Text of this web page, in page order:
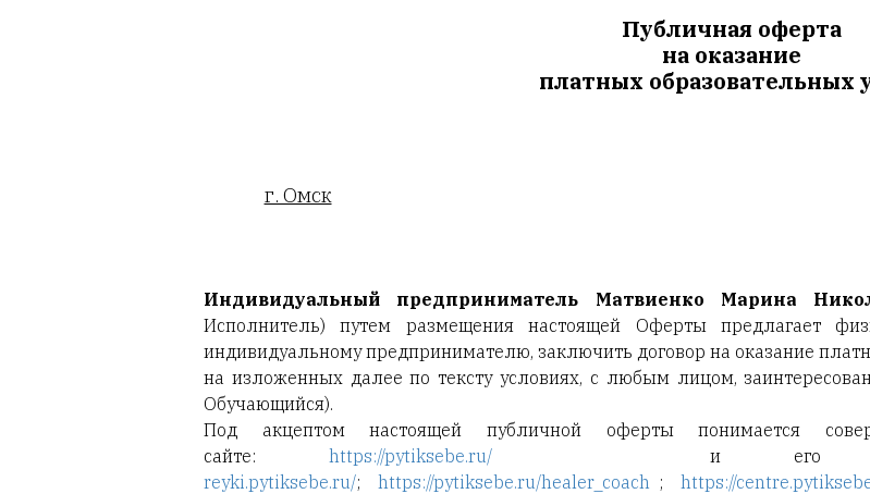
Публичная оферта
на оказание
платных образовательных
г. ОмскУтверждена
Индивидуальный предприниматель Матвиенко Марина
Исполнитель) путем размещения настоящей Оферты предлагает
индивидуальному предпринимателю, заключить договор на оказание
на изложенных далее по тексту условиях, с любым лицом,
Обучающийся).
Под акцептом настоящей публичной оферты понимается
сайте: https://pytiksebe.ru/ и его
reyki.pytiksebe.ru/;https://pytiksebe.ru/healer_coach ;https://